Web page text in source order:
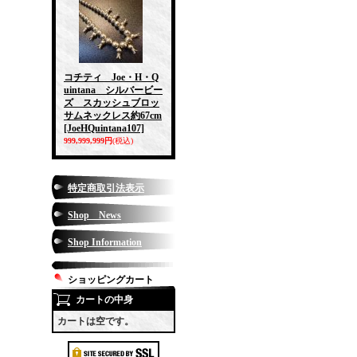
コチティ Joe・H・Q
uintana シルバービー
ズ スカッシュブロッ
サムネックレス約67cm
[JoeHQuintana107]
999,999,999円(税込)
特定商取引法表示
Shop News
Shop Information
ショッピングカート
カートの中身
カートは空です。